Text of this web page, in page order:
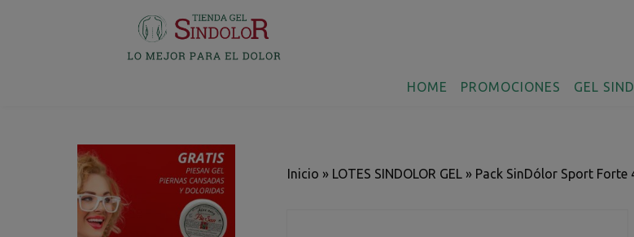
HOME PROMOCIONES GEL
Inicio » LOTES SINDOLOR GEL » Pack SinDólor Sport Forte